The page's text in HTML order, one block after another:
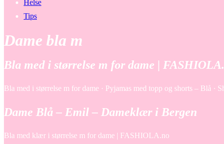
Helse
Tips
Dame bla m
Bla med i størrelse m for dame |
Bla med i størrelse m for dame · Pyjamas med topp og shorts – Blå
Dame Blå – Emil – Dameklær i Bergen
Bla med klær i størrelse m for dame | FASHIOLA.no